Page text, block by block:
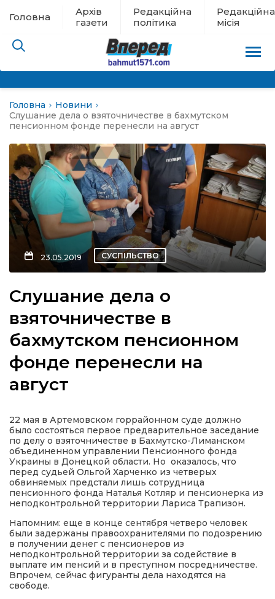
Головна
Архів
газети
Редакційна
політика
Редакційна
місія
евакуації
новини
місія
Головна
Новини
Слушание дела о взяточничестве в бахмутском
пенсионном фонде перенесли на август
23.05.2019 СУСПІЛЬСТВО
Слушание дела о
взяточничестве в
бахмутском пенсионном
фонде перенесли на
август
22 мая в Артемовском горрайонном суде должно
было состояться первое предварительное заседание
по делу о взяточничестве в Бахмутско-Лиманском
объединенном управлении Пенсионного фонда
Украины в Донецкой области. Но оказалось, что
перед судьей Ольгой Харченко из четверых
обвиняемых предстали лишь сотрудница
пенсионного фонда Наталья Котляр и пенсионерка из
неподконтрольной территории Лариса Трапизон.
Напомним: еще в конце сентября четверо человек
были задержаны правоохранителями по подозрению
в получении денег с пенсионеров из
неподконтрольной территории за содействие в
выплате им пенсий и в преступном посредничестве.
Впрочем, сейчас фигуранты дела находятся на
свободе.